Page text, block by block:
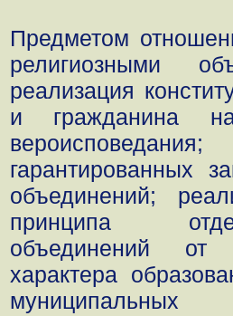
Предметом
религиозными
реализация
и гражданина
гарантированных
объединений;
принципа
объединений от
характера